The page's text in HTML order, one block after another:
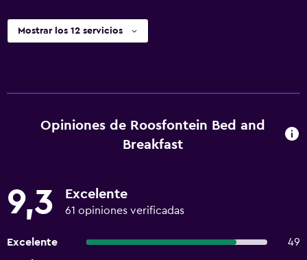
Mostrar los 12 servicios
Opiniones de Roosfontein Bed and
Breakfast
9,3 Excelente
61 opiniones verificadas
Excelente
49